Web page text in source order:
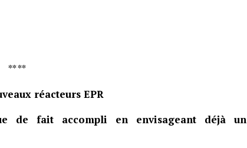
** **
réacteurs EPR
de fait accompli en envisageant déjà un